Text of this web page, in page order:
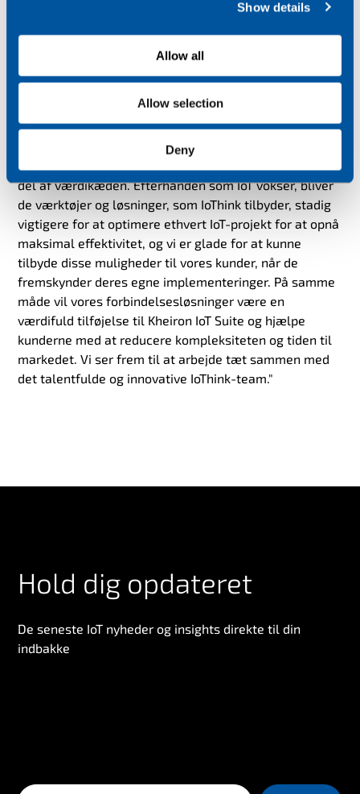
Show details
Allow all
Allow selection
Deny
forbindelsesløsninger nu vil være tilgængelige for
horisontal 'one-stop-shop', der kan hjælpe med at
Oliver Tucker, CEO for Wireless Logic
store synergier mellem Wireless Logic og IoThink
Solutions, og dette er en spændende overtagelse for
os, da det udvider vores rækkevidde til en tilstødende
del af værdikæden. Efterhånden som IoT vokser, bliver
de værktøjer og løsninger, som IoThink tilbyder, stadig
vigtigere for at optimere ethvert IoT-projekt for at opnå
maksimal effektivitet, og vi er glade for at kunne
tilbyde disse muligheder til vores kunder, når de
fremskynder deres egne implementeringer. På samme
måde vil vores forbindelsesløsninger være en
værdifuld tilføjelse til Kheiron IoT Suite og hjælpe
kunderne med at reducere kompleksiteten og tiden til
markedet. Vi ser frem til at arbejde tæt sammen med
det talentfulde og innovative IoThink-team."
Hold dig opdateret
De seneste IoT nyheder og insights direkte til din
indbakke